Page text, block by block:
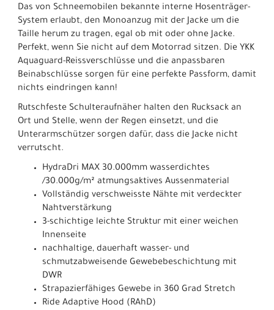
Das von Schneemobilen bekannte interne Hosenträger-
System erlaubt, den Monoanzug mit der Jacke um die
Taille herum zu tragen, egal ob mit oder ohne Jacke.
Perfekt, wenn Sie nicht auf dem Motorrad sitzen. Die YKK
Aquaguard-Reissverschlüsse und die anpassbaren
Beinabschlüsse sorgen für eine perfekte Passform, damit
nichts eindringen kann!
Rutschfeste Schulteraufnäher halten den Rucksack an
Ort und Stelle, wenn der Regen einsetzt, und die
Unterarmschützer sorgen dafür, dass die Jacke nicht
verrutscht.
HydraDri MAX 30.000mm wasserdichtes
/30.000g/m² atmungsaktives Aussenmaterial
Vollständig verschweisste Nähte mit verdeckter
Nahtverstärkung
3-schichtige leichte Struktur mit einer weichen
Innenseite
nachhaltige, dauerhaft wasser- und
schmutzabweisende Gewebebeschichtung mit
DWR
Strapazierfähiges Gewebe in 360 Grad Stretch
Ride Adaptive Hood (RAhD)